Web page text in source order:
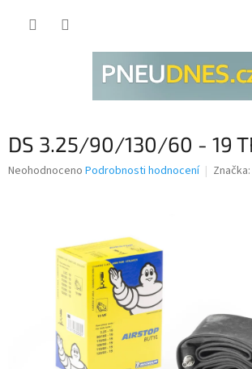
DS 3.25/90/130/60 - 19
Průměrné
hvězdiček.
Neohodnoceno Podrobnosti hodnocení Značka: